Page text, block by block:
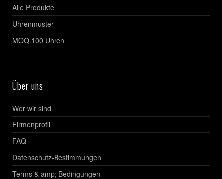
Alle Produkte
Uhrenmuster
MOQ 100 Uhren
Über uns
Wer wir sind
Firmenprofil
FAQ
Datenschutz-Bestimmungen
Terms & amp; Bedingungen